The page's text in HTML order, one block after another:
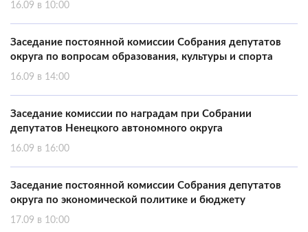
16.09 в 10:00
Заседание постоянной комиссии Собрания депутатов
округа по вопросам образования, культуры и спорта
16.09 в 14:00
Заседание комиссии по наградам при Собрании
депутатов Ненецкого автономного округа
16.09 в 16:00
Заседание постоянной комиссии Собрания депутатов
округа по экономической политике и бюджету
17.09 в 10:00